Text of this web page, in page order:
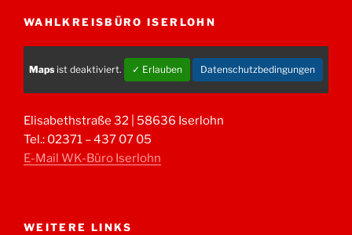
WAHLKREISBÜRO ISERLOHN
Maps ist deaktiviert. ✓ Erlauben Datenschutzbedingungen
Elisabethstraße 32 | 58636 Iserlohn
Tel.: 02371 – 437 07 05
E-Mail WK-Büro Iserlohn
WEITERE LINKS